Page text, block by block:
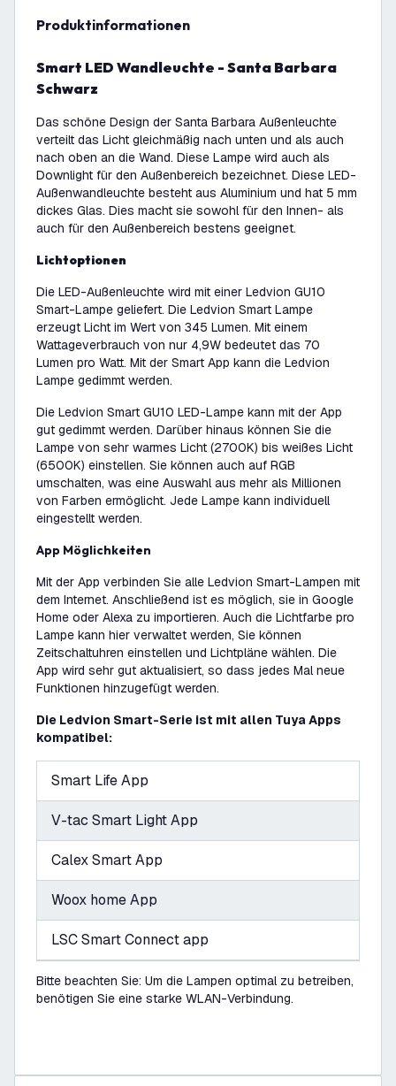
Produktinformationen
Smart LED Wandleuchte - Santa Barbara
Schwarz
Das schöne Design der Santa Barbara Außenleuchte
verteilt das Licht gleichmäßig nach unten und als auch
nach oben an die Wand. Diese Lampe wird auch als
Downlight für den Außenbereich bezeichnet. Diese LED-
Außenwandleuchte besteht aus Aluminium und hat 5 mm
dickes Glas. Dies macht sie sowohl für den Innen- als
auch für den Außenbereich bestens geeignet.
Lichtoptionen
Die LED-Außenleuchte wird mit einer Ledvion GU10
Smart-Lampe geliefert. Die Ledvion Smart Lampe
erzeugt Licht im Wert von 345 Lumen. Mit einem
Wattageverbrauch von nur 4,9W bedeutet das 70
Lumen pro Watt. Mit der Smart App kann die Ledvion
Lampe gedimmt werden.
Die Ledvion Smart GU10 LED-Lampe kann mit der App
gut gedimmt werden. Darüber hinaus können Sie die
Lampe von sehr warmes Licht (2700K) bis weißes Licht
(6500K) einstellen. Sie können auch auf RGB
umschalten, was eine Auswahl aus mehr als Millionen
von Farben ermöglicht. Jede Lampe kann individuell
eingestellt werden.
App Möglichkeiten
Mit der App verbinden Sie alle Ledvion Smart-Lampen mit
dem Internet. Anschließend ist es möglich, sie in Google
Home oder Alexa zu importieren. Auch die Lichtfarbe pro
Lampe kann hier verwaltet werden, Sie können
Zeitschaltuhren einstellen und Lichtpläne wählen. Die
App wird sehr gut aktualisiert, so dass jedes Mal neue
Funktionen hinzugefügt werden.
Die Ledvion Smart-Serie ist mit allen Tuya Apps
kompatibel:
Smart Life App
V-tac Smart Light App
Calex Smart App
Woox home App
LSC Smart Connect app
Bitte beachten Sie: Um die Lampen optimal zu betreiben,
benötigen Sie eine starke WLAN-Verbindung.